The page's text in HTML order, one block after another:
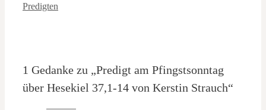
Kategorien
Predigten
1 Gedanke zu „Predigt am Pfingstsonntag
über Hesekiel 37,1-14 von Kerstin Strauch“